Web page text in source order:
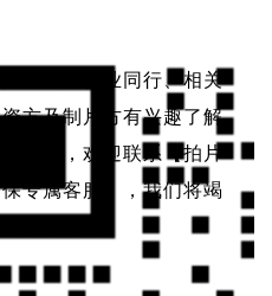
如果影视行业同行、相关
资方及制片方有兴趣了解
拍片保，欢迎联系【拍片
保专属客服】，我们将竭